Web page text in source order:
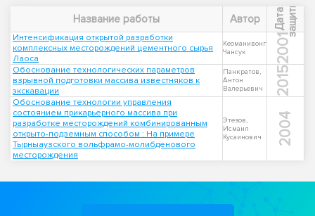
Название работы Автор Д
а
т
а
з
а
щ
и
т ы
Интенсификация открытой разработки
комплексных месторождений цементного сырья
Лаоса
Кеоманивонг
Чансук
2001
Обоснование технологических параметров
взрывной подготовки массива известняков к
экскавации
Панкратов,
Антон
Валерьевич
2015
Обоснование технологии управления
состоянием прикарьерного массива при
разработке месторождений комбинированным
открыто-подземным способом : На примере
Тырныаузского вольфрамо-молибденового
месторождения
Этезов,
Исмаил
Кусаинович
2004